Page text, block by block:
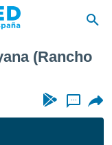
(Rancho
...